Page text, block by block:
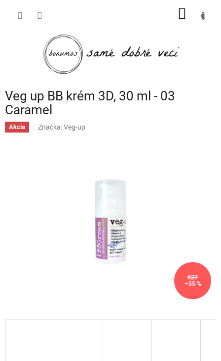
Veg up BB krém 3D, 30 ml - 03
Caramel
Akcia Značka:Veg-up
€27
–55 %